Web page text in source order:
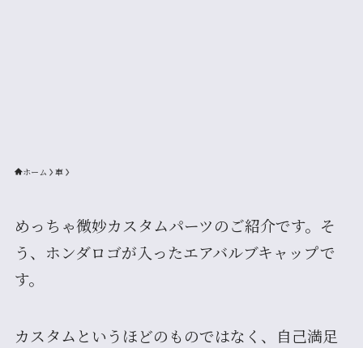
ホーム 車
めっちゃ微妙カスタムパーツのご紹介です。そ
う、ホンダロゴが入ったエアバルブキャップで
す。
カスタムというほどのものではなく、自己満足